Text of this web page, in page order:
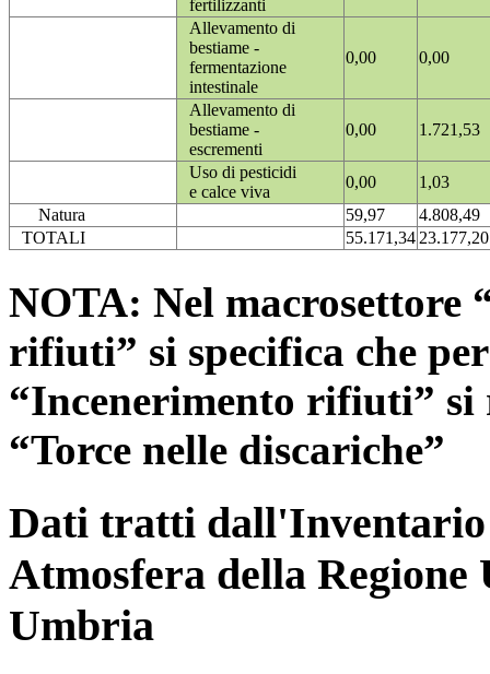
fertilizzanti
Allevamento di
bestiame -
fermentazione
intestinale
0,00 0,00
Allevamento di
bestiame -
escrementi
0,00 1.721,53
Uso di pesticidi
e calce viva
0,00
1,03
Natura
59,97
4.808,49
TOTALI
55.171,3423.177,20
NOTA: Nel macrosettore
rifiuti” si specifica che
“Incenerimento rifiuti”
“Torce nelle discariche”
Dati tratti dall'Inventario
Atmosfera della
Umbria